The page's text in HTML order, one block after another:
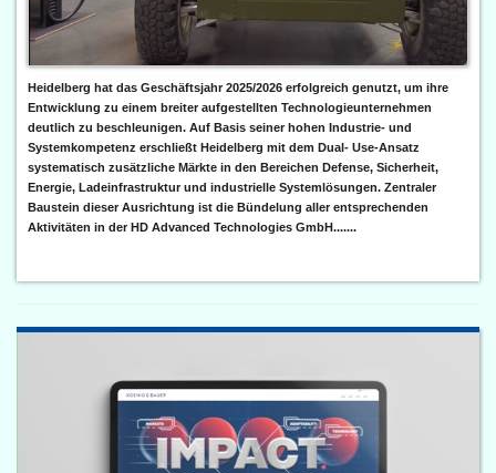
Heidelberg hat das Geschäftsjahr 2025/2026 erfolgreich genutzt, um ihre
Entwicklung zu einem breiter aufgestellten Technologieunternehmen
deutlich zu beschleunigen. Auf Basis seiner hohen Industrie- und
Systemkompetenz erschließt Heidelberg mit dem Dual- Use-Ansatz
systematisch zusätzliche Märkte in den Bereichen Defense, Sicherheit,
Energie, Ladeinfrastruktur und industrielle Systemlösungen. Zentraler
Baustein dieser Ausrichtung ist die Bündelung aller entsprechenden
Aktivitäten in der HD Advanced Technologies GmbH.......